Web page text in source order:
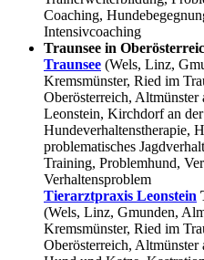
Coaching,
Intensivcoaching
Traunsee in
Traunsee (Wels, Linz,
Kremsmünster, Ried im
Oberösterreich, Altmünster
Leonstein, Kirchdorf an
Hundeverhaltenstherapie,
problematisches
Training, Problemhund,
Verhaltensproblem
Tierarztpraxis Leonstein
(Wels, Linz, Gmunden,
Kremsmünster, Ried im
Oberösterreich, Altmünster